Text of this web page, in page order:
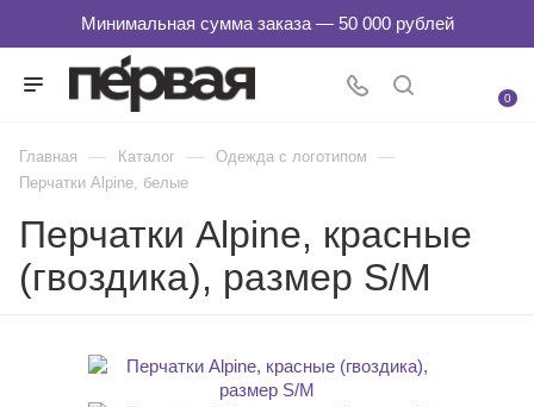
0
Главная — Каталог — Одежда с логотипом —
Перчатки Alpine, белые
Перчатки Alpine, красные
(гвоздика), размер S/M